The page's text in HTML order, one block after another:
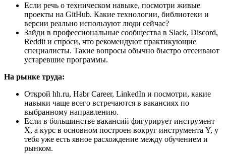
Если речь о техническом навыке, посмотри живые
проекты на GitHub. Какие технологии, библиотеки и
версии реально используют люди сейчас?
Зайди в профессиональные сообщества в Slack, Discord,
Reddit и спроси, что рекомендуют практикующие
специалисты. Такие вопросы обычно быстро отсеивают
устаревшие программы.
На рынке труда:
Открой hh.ru, Habr Career, LinkedIn и посмотри, какие
навыки чаще всего встречаются в вакансиях по
выбранному направлению.
Если в большинстве вакансий фигурирует инструмент
X, а курс в основном построен вокруг инструмента Y, у
тебя уже есть явное расхождение между обучением и
рынком.